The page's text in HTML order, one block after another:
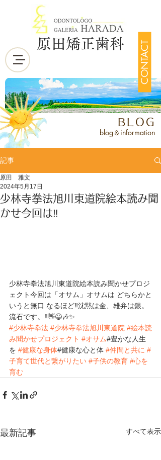
CONTACT
原田矯正歯科
BLOG
blog＆information
記事
少林寺拳法旭川東道院絵本読み聞
かせ今回は‼️
原田 雅文
2024年5月17日
少林寺拳法旭川東道院絵本読み聞かせプロジ
ェクト今回は「オサム」オサムは どちらかと
いうと無口 なるほど‼️沈黙は金、雄弁は銀。
流石です。‼️👋😆🎶✨
#少林寺拳法 #少林寺拳法旭川東道院 #絵本読
み聞かせプロジェクト #オサム#豊かな人生
を #健康な身体#健康な心と体 #仲間と共に #
子育て世代と繋がりたい #子供の教育 #心を
育む
最新記事 すべて表示